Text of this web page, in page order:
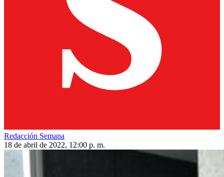
Redacción Semana
18 de abril de 2022, 12:00 p. m.